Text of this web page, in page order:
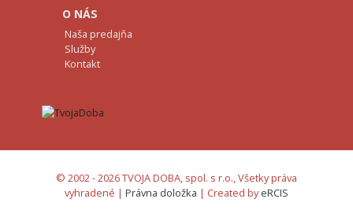
O NÁS
Naša predajňa
Služby
Kontakt
© 2002 - 2026 TVOJA DOBA, spol. s r.o., Všetky práva
vyhradené | Právna doložka | Created byeRCIS